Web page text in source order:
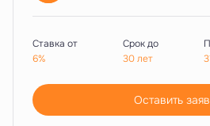
Ставка от
6%
Срок до
30 лет
Оставить